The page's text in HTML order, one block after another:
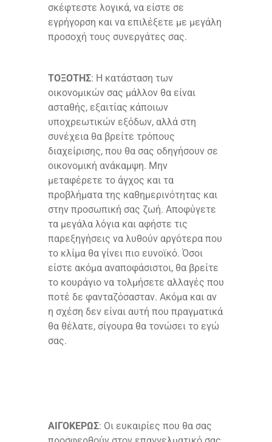
σκέφτεστε λογικά, να είστε σε
εγρήγορση και να επιλέξετε με μεγάλη
προσοχή τους συνεργάτες σας.
ΤΟΞΟΤΗΣ: Η κατάσταση των
οικονομικών σας μάλλον θα είναι
ασταθής, εξαιτίας κάποιων
υποχρεωτικών εξόδων, αλλά στη
συνέχεια θα βρείτε τρόπους
διαχείρισης, που θα σας οδηγήσουν σε
οικονομική ανάκαμψη. Μην
μεταφέρετε το άγχος και τα
προβλήματα της καθημερινότητας και
στην προσωπική σας ζωή. Αποφύγετε
τα μεγάλα λόγια και αφήστε τις
παρεξηγήσεις να λυθούν αργότερα που
το κλίμα θα γίνει πιο ευνοϊκό. Όσοι
είστε ακόμα αναποφάσιστοι, θα βρείτε
το κουράγιο να τολμήσετε αλλαγές που
ποτέ δε φανταζόσασταν. Ακόμα και αν
η σχέση δεν είναι αυτή που πραγματικά
θα θέλατε, σίγουρα θα τονώσει το εγώ
σας.
ΑΙΓΟΚΕΡΩΣ: Οι ευκαιρίες που θα σας